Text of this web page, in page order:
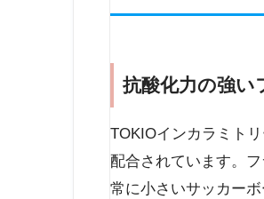
抗酸化力の強い
TOKIOインカラミト
配合されています。
常に小さいサッカー